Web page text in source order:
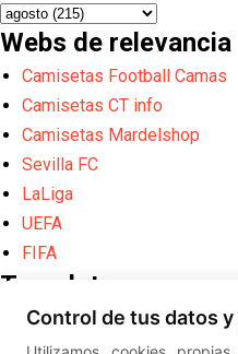
Webs de relevancia
Camisetas Football Camas
Camisetas CT info
Camisetas Mardelshop
Sevilla FC
LaLiga
UEFA
FIFA
Translate
Powered by Translate
Control de tus datos